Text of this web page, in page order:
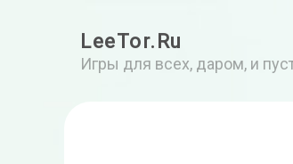
LeeTor.Ru
Игры для всех, даром, и